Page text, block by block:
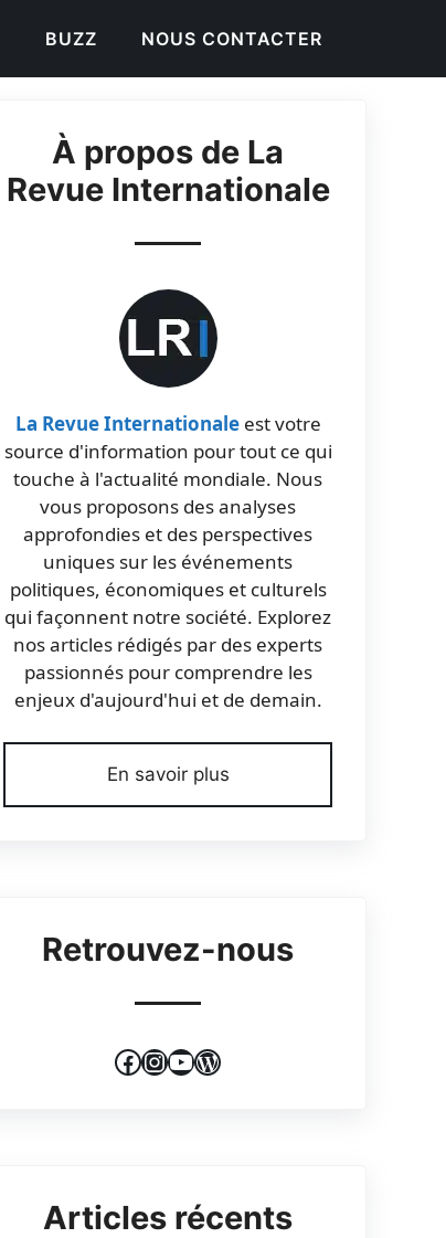
BUZZ NOUS CONTACTER
À propos de La
Revue Internationale
La Revue Internationaleest votre
source d'information pour tout ce qui
touche à l'actualité mondiale. Nous
vous proposons des analyses
approfondies et des perspectives
uniques sur les événements
politiques, économiques et culturels
qui façonnent notre société. Explorez
nos articles rédigés par des experts
passionnés pour comprendre les
enjeux d'aujourd'hui et de demain.
En savoir plus
Retrouvez-nous
Facebook
Instagram
YouTube
WordPress
Articles récents